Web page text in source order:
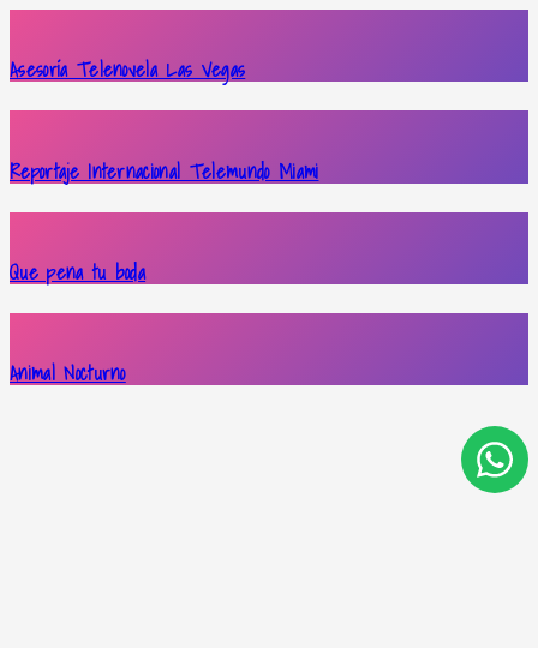
Asesoría Telenovela Las Vegas
Reportaje Internacional Telemundo Miami
Que pena tu boda
Animal Nocturno